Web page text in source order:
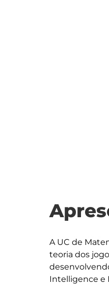
A UC de
teoria dos
Intelligence e